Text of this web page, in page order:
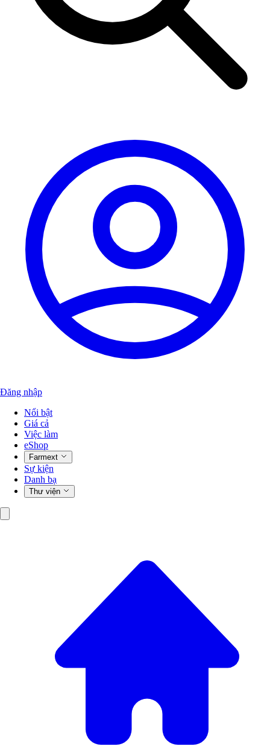
Đăng nhập
Nổi bật
Giá cả
Việc làm
eShop
Farmext
Sự kiện
Danh bạ
Thư viện